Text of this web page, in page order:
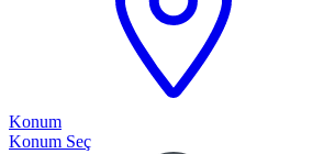
Konum
Konum Seç